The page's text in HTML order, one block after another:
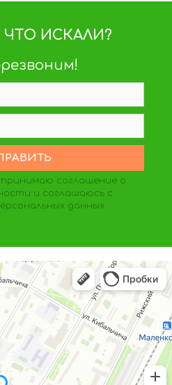
ИСКАЛИ?
принимаю соглашение о
и соглашаюсь с
данных